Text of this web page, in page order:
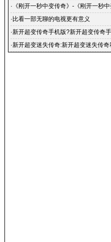
手到传奇:《刚开一秒中变传奇》的游
· 《刚开一秒中变传奇》-《刚开一秒中
小说简介和背景
· 比看一部无聊的电视更有意义
·新开超变传奇手机版?新开超变传奇
给大家推荐一款三职业超
·新开超变迷失传奇:新开超变迷失传奇